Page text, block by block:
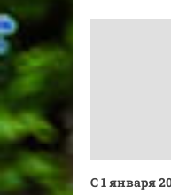
С 1 января